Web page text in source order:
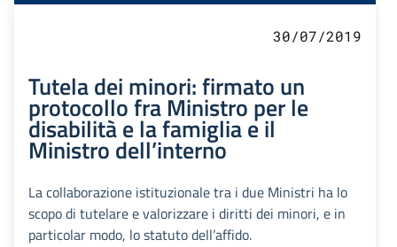
30/07/2019
Tutela dei minori: firmato un
protocollo fra Ministro per le
disabilità e la famiglia e il
Ministro dell’interno
La collaborazione istituzionale tra i due Ministri ha lo
scopo di tutelare e valorizzare i diritti dei minori, e in
particolar modo, lo statuto dell’affido.